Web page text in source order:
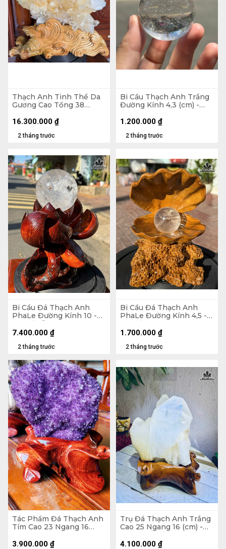
Thạch Anh Tinh Thể Da
Gương Cao Tổng 38
2 tháng trước
16.300.000 ₫
Bi Cầu Thạch Anh Trắng
Đường Kính 4,3 (cm) -
2 tháng trước
1.200.000 ₫
Bi Cầu Đá Thạch Anh
PhaLe Đường Kính 10 -
Ngang 30 (cm) - 1,48kg
2 tháng trước
7.400.000 ₫
Bi Cầu Đá Thạch Anh
PhaLe Đường Kính 4,5 -
2 tháng trước
1.700.000 ₫
Tác Phẩm Đá Thạch Anh
Tím Cao 23 Ngang 16
3.900.000 ₫
Trụ Đá Thạch Anh Trắng
Cao 25 Ngang 16 (cm) -
6,2kg Cả Đế
4.100.000 ₫